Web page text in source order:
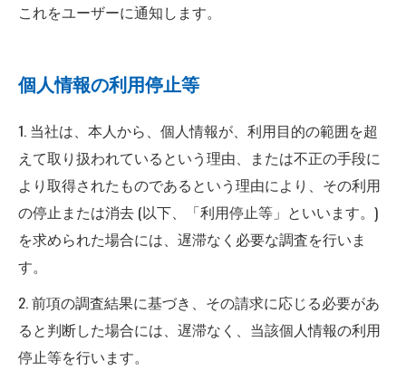
これをユーザーに通知します。
個人情報の利用停止等
1. 当社は、本人から、個人情報が、利用目的の範囲を超
えて取り扱われているという理由、または不正の手段に
より取得されたものであるという理由により、その利用
の停止または消去 (以下、「利用停止等」といいます。)
を求められた場合には、遅滞なく必要な調査を行いま
す。
2. 前項の調査結果に基づき、その請求に応じる必要があ
ると判断した場合には、遅滞なく、当該個人情報の利用
停止等を行います。